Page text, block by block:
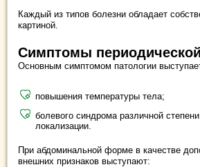
Каждый из типов болезни обладает
картиной.
Симптомы
Основным симптомом патологии
повышения температуры тела;
болевого синдрома различной
локализации.
При абдоминальной форме в качестве
внешних признаков выступают: